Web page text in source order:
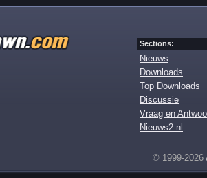
Sections:
Nieuws
Downloads
Top Downloads
Discussie
Vraag en
Nieuws2.nl
© 1999-2026